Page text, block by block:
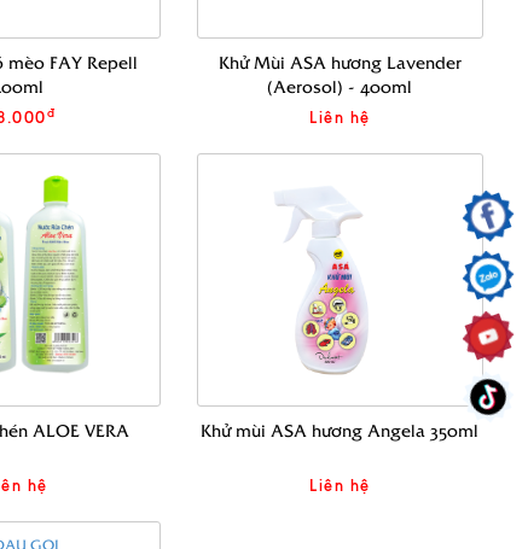
mèo FAY Repell
đ
Khử Mùi ASA hương Lavender
(Aerosol) - 400ml
Liên hệ
ALOE VERA
hệ
Khử mùi ASA hương Angela 350ml
Liên hệ